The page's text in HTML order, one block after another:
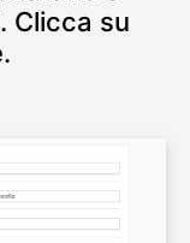
Clicca su